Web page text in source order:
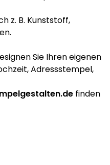
z. B. Kunststoff,
Sie Ihren eigenen
Adressstempel,
finden